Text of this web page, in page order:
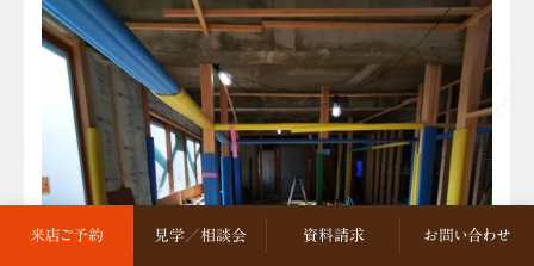
来店ご予約 見学／相談会 資料請求 お問い合わせ